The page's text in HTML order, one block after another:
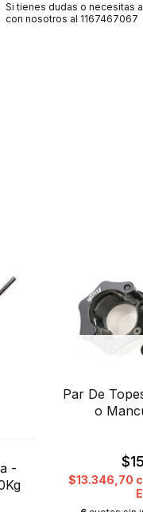
Si tienes dudas o necesitas
con nosotros al 1167467067
-
Par De
o
$13.346,70